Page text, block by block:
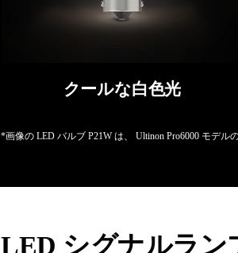
クールな白色光
*画像の LED バルブ P21W は、 Ultinon Pro6000 モデル
LED シグナルラン